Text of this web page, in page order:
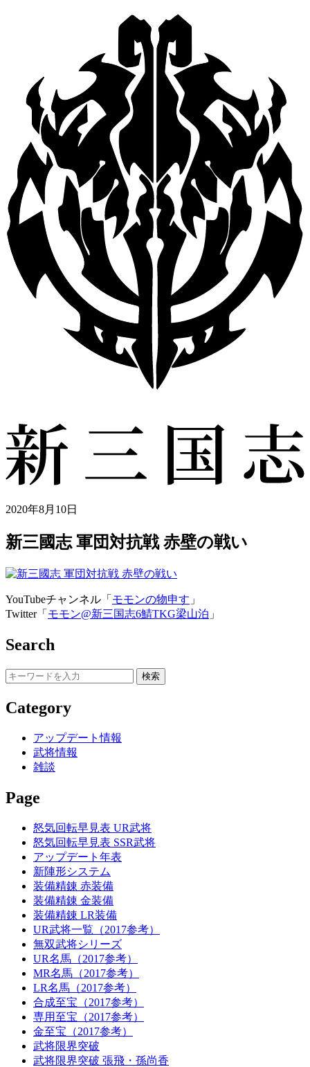
2020年8月10日
新三國志 軍団対抗戦 赤壁の戦い
YouTubeチャンネル「 モモンの物申す 」
Twitter「 モモン@新三国志6鯖TKG梁山泊 」
Search
Category
アップデート情報
武将情報
雑談
Page
怒気回転早見表 UR武将
怒気回転早見表 SSR武将
アップデート年表
新陣形システム
装備精錬 赤装備
装備精錬 金装備
装備精錬 LR装備
UR武将一覧（2017参考）
無双武将シリーズ
UR名馬（2017参考）
MR名馬（2017参考）
LR名馬（2017参考）
合成至宝（2017参考）
専用至宝（2017参考）
金至宝（2017参考）
武将限界突破
武将限界突破 張飛・孫尚香